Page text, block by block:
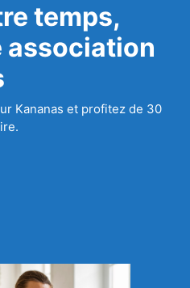
temps,
association
Kananas et profitez de 30